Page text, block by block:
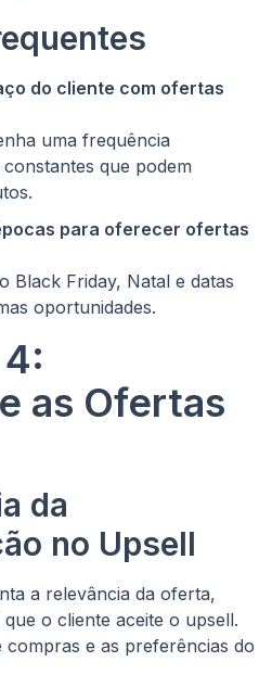
do cliente com ofertas
uma frequência
que podem
para oferecer ofertas
Black Friday, Natal e datas
oportunidades.
as Ofertas
da
no Upsell
a relevância da oferta,
o cliente aceite o upsell.
e as preferências do